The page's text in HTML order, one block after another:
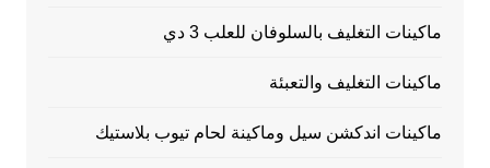
ماكينات التغليف بالسلوفان للعلب 3 دي
ماكينات التغليف والتعبئة
ماكينات اندكشن سيل وماكينة لحام تيوب بلاستيك